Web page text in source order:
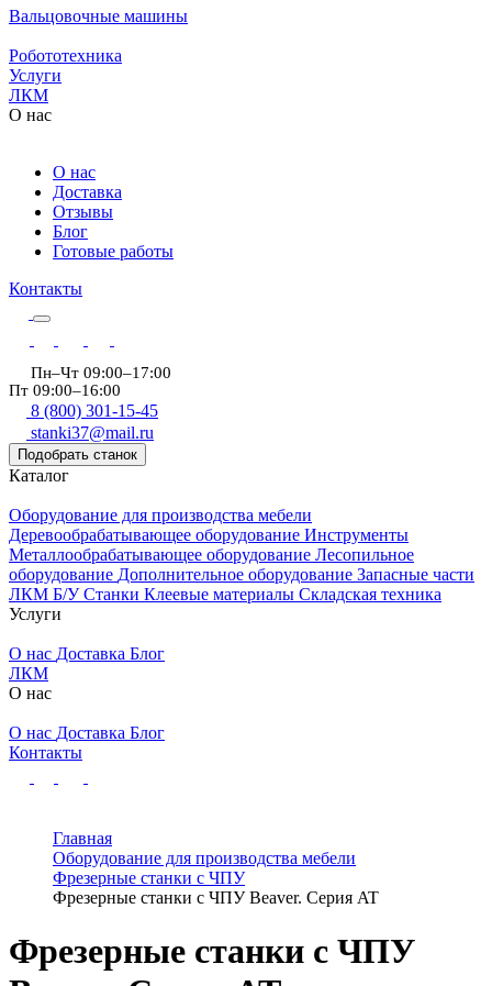
Вальцовочные машины
Робототехника
Услуги
ЛКМ
О нас
О нас
Доставка
Отзывы
Блог
Готовые работы
Контакты
Пн–Чт 09:00–17:00
Пт 09:00–16:00
8 (800) 301-15-45
stanki37@mail.ru
Подобрать станок
Каталог
Оборудование для производства мебели
Деревообрабатывающее оборудование Инструменты
Металлообрабатывающее оборудование Лесопильное
оборудование Дополнительное оборудование Запасные части
ЛКМ Б/У Станки Клеевые материалы Складская техника
Услуги
О нас Доставка Блог
ЛКМ
О нас
О нас Доставка Блог
Контакты
Главная
Оборудование для производства мебели
Фрезерные станки с ЧПУ
Фрезерные станки с ЧПУ Beaver. Серия AT
Фрезерные станки с ЧПУ